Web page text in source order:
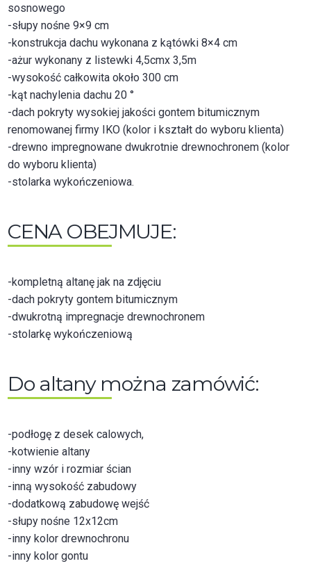
sosnowego
-słupy nośne 9×9 cm
-konstrukcja dachu wykonana z kątówki 8×4 cm
-ażur wykonany z listewki 4,5cmx 3,5m
-wysokość całkowita około 300 cm
-kąt nachylenia dachu 20 °
-dach pokryty wysokiej jakości gontem bitumicznym
renomowanej firmy IKO (kolor i kształt do wyboru klienta)
-drewno impregnowane dwukrotnie drewnochronem (kolor
do wyboru klienta)
-stolarka wykończeniowa.
CENA OBEJMUJE:
-kompletną altanę jak na zdjęciu
-dach pokryty gontem bitumicznym
-dwukrotną impregnacje drewnochronem
-stolarkę wykończeniową
Do altany można zamówić:
-podłogę z desek calowych,
-kotwienie altany
-inny wzór i rozmiar ścian
-inną wysokość zabudowy
-dodatkową zabudowę wejść
-słupy nośne 12x12cm
-inny kolor drewnochronu
-inny kolor gontu